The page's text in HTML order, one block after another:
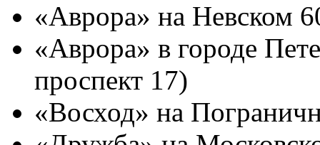
«Аврора» на Невском
«Аврора» в городе
проспект 17)
«Восход» на